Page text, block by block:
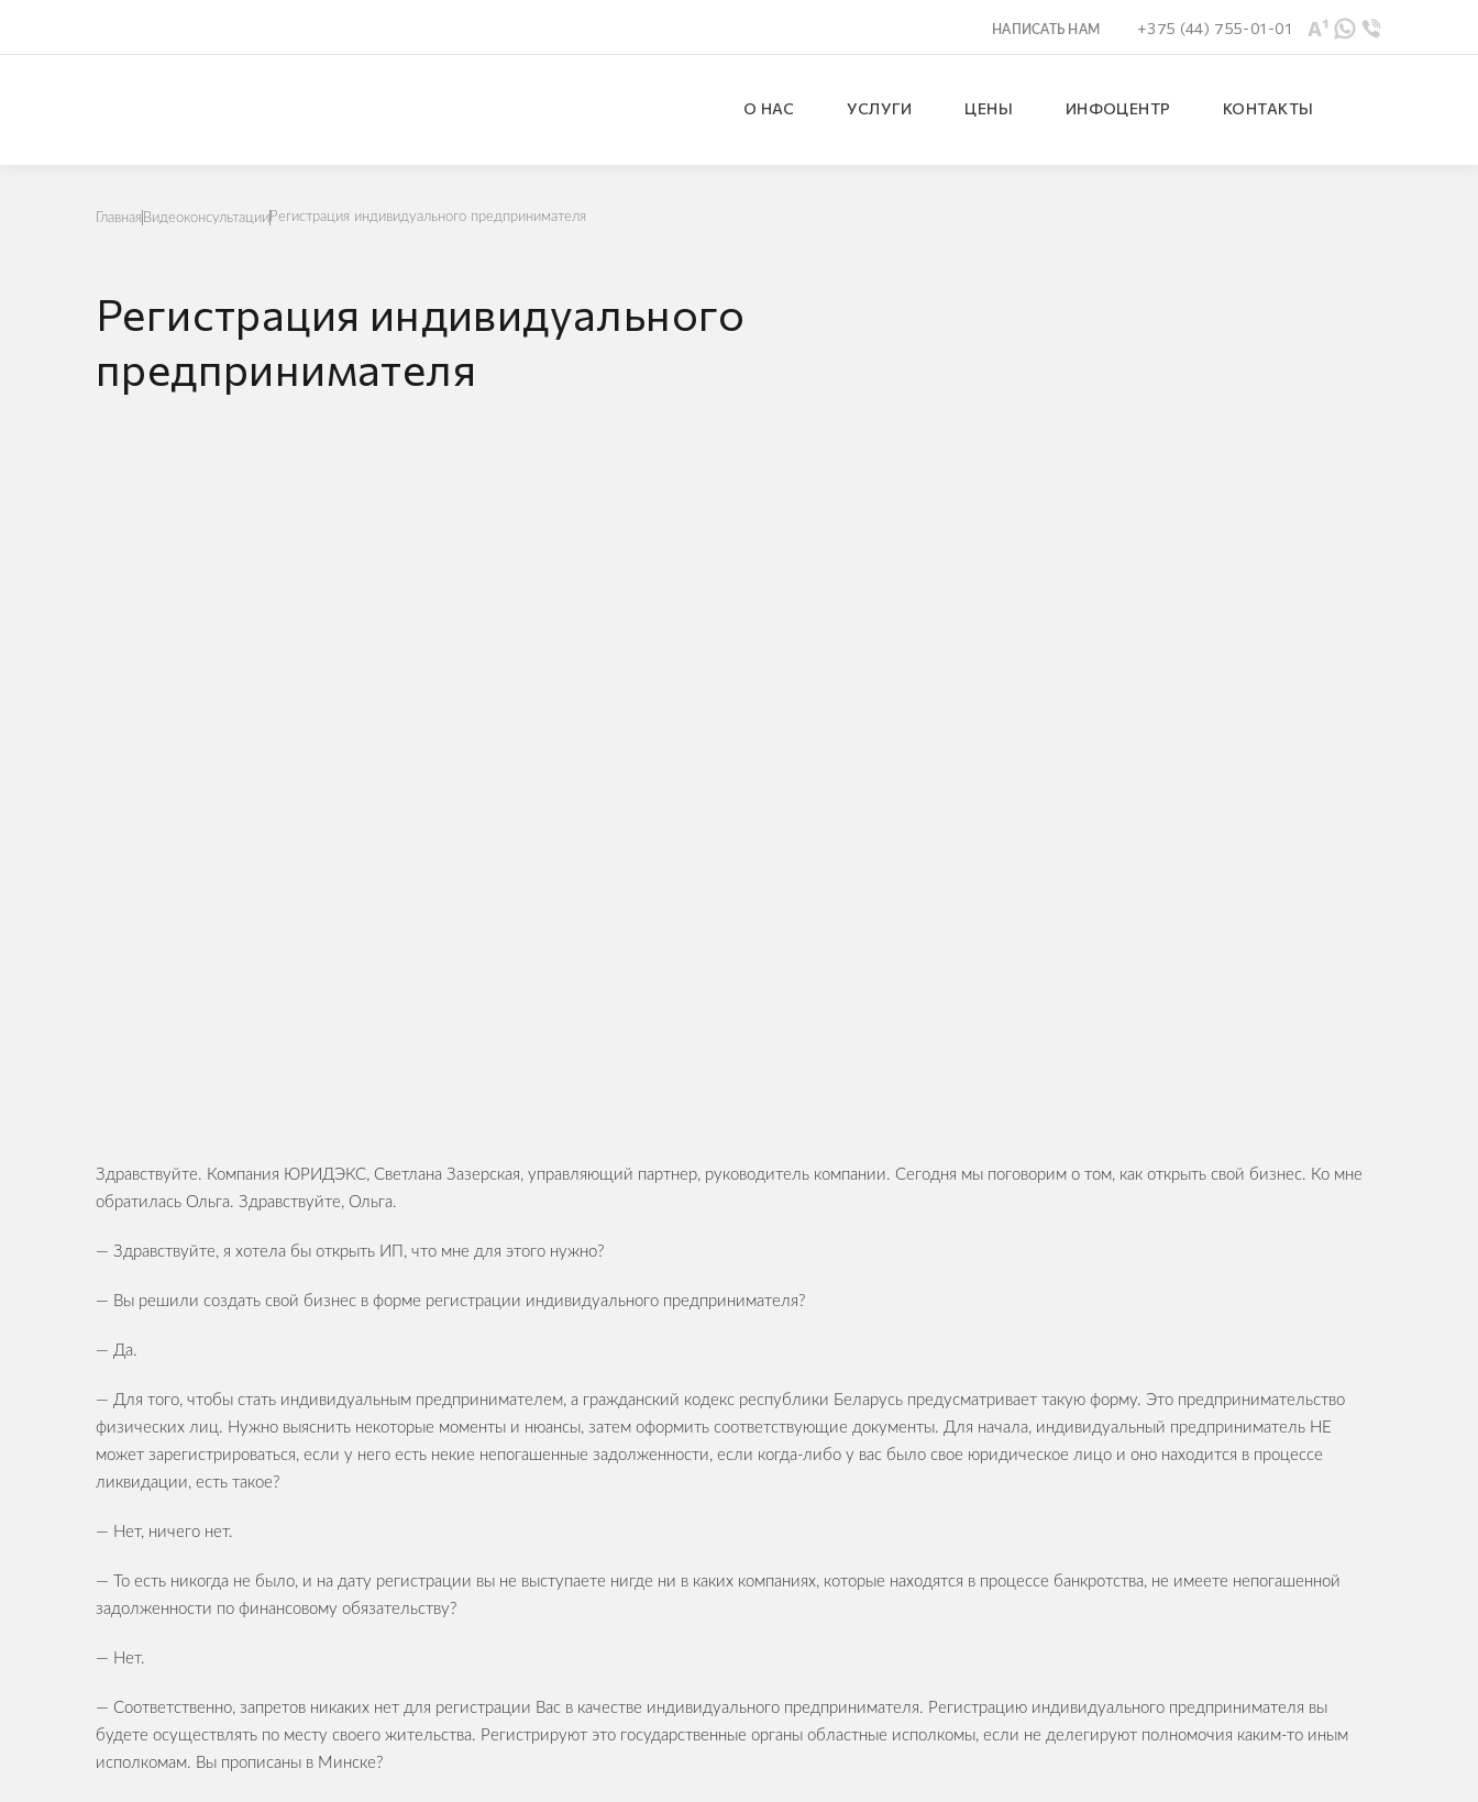
НАПИСАТЬ НАМ +375 (44) 755-01-01
О НАС УСЛУГИ ЦЕНЫ ИНФОЦЕНТР КОНТАКТЫ
Главная ВидеоконсультацииРегистрация индивидуального предпринимателя
Регистрация индивидуального
предпринимателя
Здравствуйте. Компания ЮРИДЭКС, Светлана Зазерская, управляющий партнер, руководитель компании. Сегодня мы поговорим о том, как открыть свой бизнес. Ко мне
обратилась Ольга. Здравствуйте, Ольга.
— Здравствуйте, я хотела бы открыть ИП, что мне для этого нужно?
— Вы решили создать свой бизнес в форме регистрации индивидуального предпринимателя?
— Да.
— Для того, чтобы стать индивидуальным предпринимателем, а гражданский кодекс республики Беларусь предусматривает такую форму. Это предпринимательство
физических лиц. Нужно выяснить некоторые моменты и нюансы, затем оформить соответствующие документы. Для начала, индивидуальный предприниматель НЕ
может зарегистрироваться, если у него есть некие непогашенные задолженности, если когда-либо у вас было свое юридическое лицо и оно находится в процессе
ликвидации, есть такое?
— Нет, ничего нет.
— То есть никогда не было, и на дату регистрации вы не выступаете нигде ни в каких компаниях, которые находятся в процессе банкротства, не имеете непогашенной
задолженности по финансовому обязательству?
— Нет.
— Соответственно, запретов никаких нет для регистрации Вас в качестве индивидуального предпринимателя. Регистрацию индивидуального предпринимателя вы
будете осуществлять по месту своего жительства. Регистрируют это государственные органы областные исполкомы, если не делегируют полномочия каким-то иным
исполкомам. Вы прописаны в Минске?